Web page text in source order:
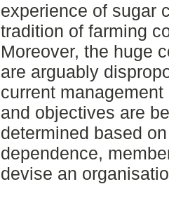
experience of sugar
tradition of farming
Moreover, the huge
are arguably
current
and objectives are
determined based
dependence,
devise an